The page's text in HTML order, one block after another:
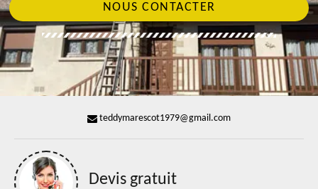
NOUS CONTACTER
teddymarescot1979@gmail.com
Devis gratuit